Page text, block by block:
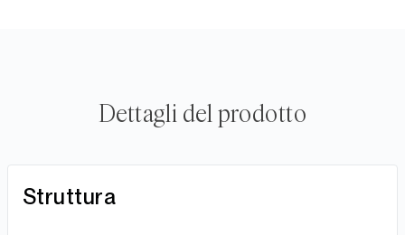
Dettagli del prodotto
Struttura